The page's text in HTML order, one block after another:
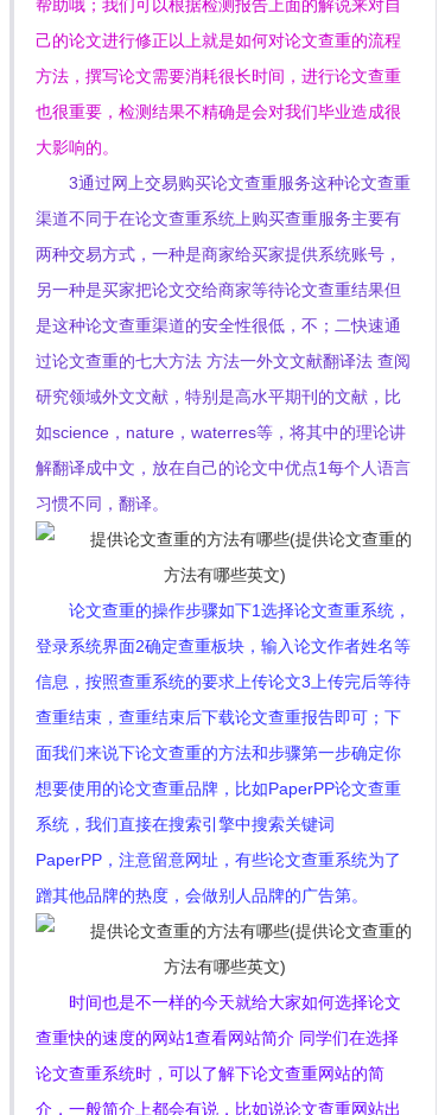
帮助哦；我们可以根据检测报告上面的解说来对自
己的论文进行修正以上就是如何对论文查重的流程
方法，撰写论文需要消耗很长时间，进行论文查重
也很重要，检测结果不精确是会对我们毕业造成很
大影响的。
3通过网上交易购买论文查重服务这种论文查重
渠道不同于在论文查重系统上购买查重服务主要有
两种交易方式，一种是商家给买家提供系统账号，
另一种是买家把论文交给商家等待论文查重结果但
是这种论文查重渠道的安全性很低，不；二快速通
过论文查重的七大方法 方法一外文文献翻译法 查阅
研究领域外文文献，特别是高水平期刊的文献，比
如science，nature，waterres等，将其中的理论讲
解翻译成中文，放在自己的论文中优点1每个人语言
习惯不同，翻译。
论文查重的操作步骤如下1选择论文查重系统，
登录系统界面2确定查重板块，输入论文作者姓名等
信息，按照查重系统的要求上传论文3上传完后等待
查重结束，查重结束后下载论文查重报告即可；下
面我们来说下论文查重的方法和步骤第一步确定你
想要使用的论文查重品牌，比如PaperPP论文查重
系统，我们直接在搜索引擎中搜索关键词
PaperPP，注意留意网址，有些论文查重系统为了
蹭其他品牌的热度，会做别人品牌的广告第。
时间也是不一样的今天就给大家如何选择论文
查重快的速度的网站1查看网站简介 同学们在选择
论文查重系统时，可以了解下论文查重网站的简
介，一般简介上都会有说，比如说论文查重网站出